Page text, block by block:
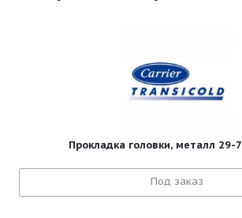
Прокладка головки, металл 29-
Под заказ